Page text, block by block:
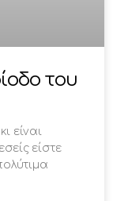
του
είναι
είστε